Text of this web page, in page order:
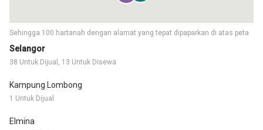
Selangor
38 Untuk Dijual, 13 Untuk Disewa
Kampung Lombong
1 Untuk Dijual
Elmina
Sehingga 100 hartanah dengan alamat yang tepat dipaparkan di atas peta